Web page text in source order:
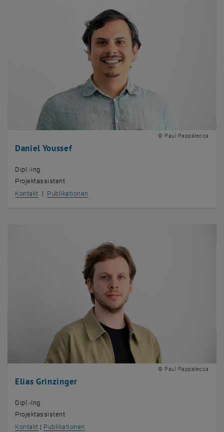
Daniel Youssef
© Paul Pappalecca
Dipl.-Ing.
Projektassistent
Kontakt, öffnet eine externe URL in einem neuen Fenster
| Publikationen
Elias Grinzinger
© Paul Pappalecca
Dipl.-Ing.
Projektassistent
Kontakt, öffnet eine externe URL in einem neuen Fenster
| Publikationen